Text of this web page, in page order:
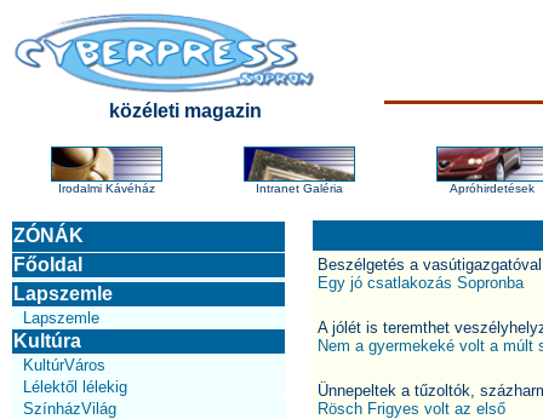
közéleti magazin
Irodalmi Kávéház Intranet Galéria Apróhirdetések
ZÓNÁK
Főoldal
Lapszemle
Lapszemle
Kultúra
KultúrVáros
Lélektől lélekig
SzínházVilág
Beszélgetés a vasútigazgatóval
Egy jó csatlakozás Sopronba
A jólét is teremthet
Nem a gyermekeké volt a múlt
Ünnepeltek a tűzoltók,
Rösch Frigyes volt az első